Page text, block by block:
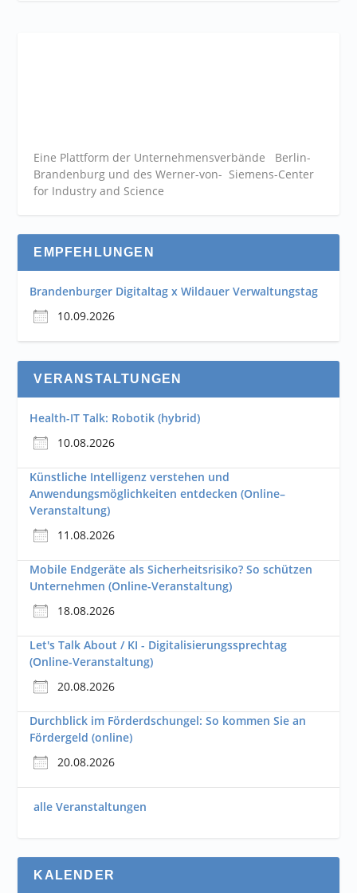
Eine Plattform der Unternehmensverbände Berlin-
Brandenburg und des Werner-von- Siemens-Center
for Industry and Science
EMPFEHLUNGEN
Brandenburger Digitaltag x Wildauer Verwaltungstag
10.09.2026
VERANSTALTUNGEN
Health-IT Talk: Robotik (hybrid)
10.08.2026
Künstliche Intelligenz verstehen und
Anwendungsmöglichkeiten entdecken (Online–
Veranstaltung)
11.08.2026
Mobile Endgeräte als Sicherheitsrisiko? So schützen
Unternehmen (Online-Veranstaltung)
18.08.2026
Let's Talk About / KI - Digitalisierungssprechtag
(Online-Veranstaltung)
20.08.2026
Durchblick im Förderdschungel: So kommen Sie an
Fördergeld (online)
20.08.2026
alle Veranstaltungen
KALENDER